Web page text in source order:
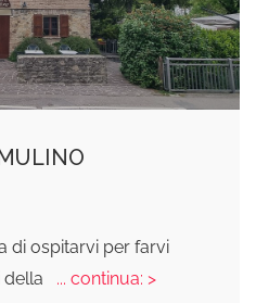
di ospitarvi per farvi
della
... continua: >